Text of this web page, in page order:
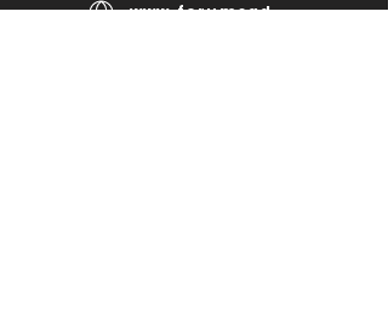
www.forumsad.org